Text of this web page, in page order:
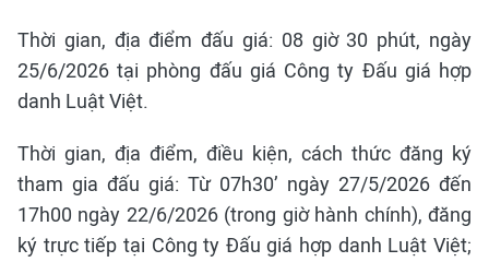
Thời gian, địa điểm đấu giá: 08 giờ 30 phút, ngày
25/6/2026 tại phòng đấu giá Công ty Đấu giá hợp
danh Luật Việt.
Thời gian, địa điểm, điều kiện, cách thức đăng ký
tham gia đấu giá: Từ 07h30’ ngày 27/5/2026 đến
17h00 ngày 22/6/2026 (trong giờ hành chính), đăng
ký trực tiếp tại Công ty Đấu giá hợp danh Luật Việt;